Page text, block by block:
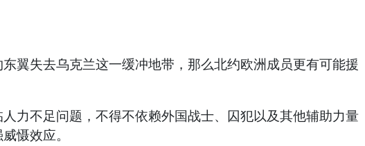
翼失去乌克兰这一缓冲地带，那么北约欧洲成员更有可能援
力不足问题，不得不依赖外国战士、囚犯以及其他辅助力量
慑效应。